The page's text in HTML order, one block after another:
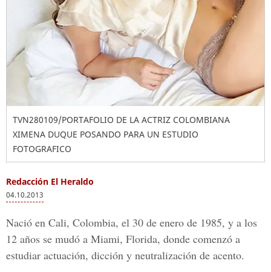
TVN280109/PORTAFOLIO DE LA ACTRIZ COLOMBIANA
XIMENA DUQUE POSANDO PARA UN ESTUDIO
FOTOGRAFICO
Redacción El Heraldo
04.10.2013
Nació en Cali, Colombia, el 30 de enero de 1985, y a los
12 años se mudó a Miami, Florida, donde comenzó a
estudiar actuación, dicción y neutralización de acento.